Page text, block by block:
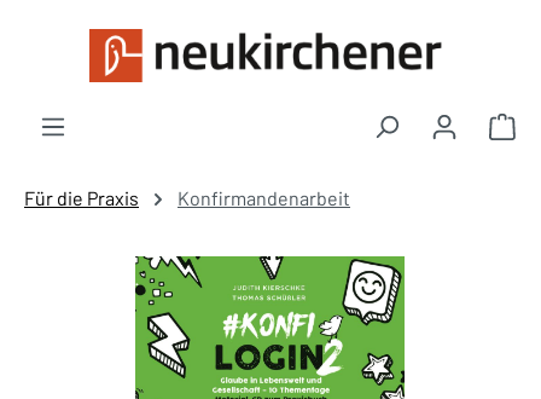
Zum Hauptinhalt springen
Für die Praxis Konfirmandenarbeit
Bildergalerie überspringen